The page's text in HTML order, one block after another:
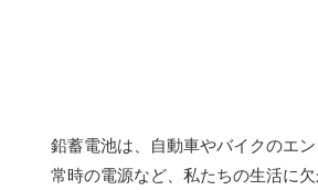
鉛蓄電池は、自動車やバイクのエ
常時の電源など、私たちの生活に